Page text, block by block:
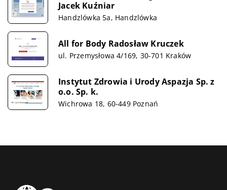
Jacek Kuźniar
Handzlówka 5a, Handzlówka
All for Body Radosław Kruczek
ul. Przemysłowa 4/169, 30-701 Kraków
Instytut Zdrowia i Urody Aspazja Sp. z
o.o. Sp. k.
Wichrowa 18, 60-449 Poznań